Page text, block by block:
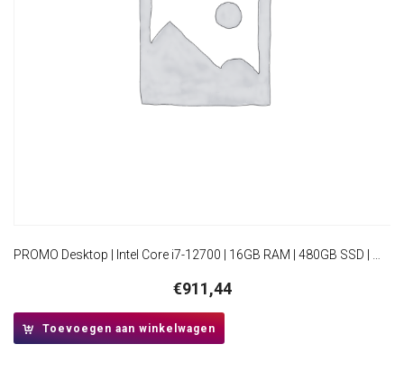
€911,44
Toevoegen aan winkelwagen